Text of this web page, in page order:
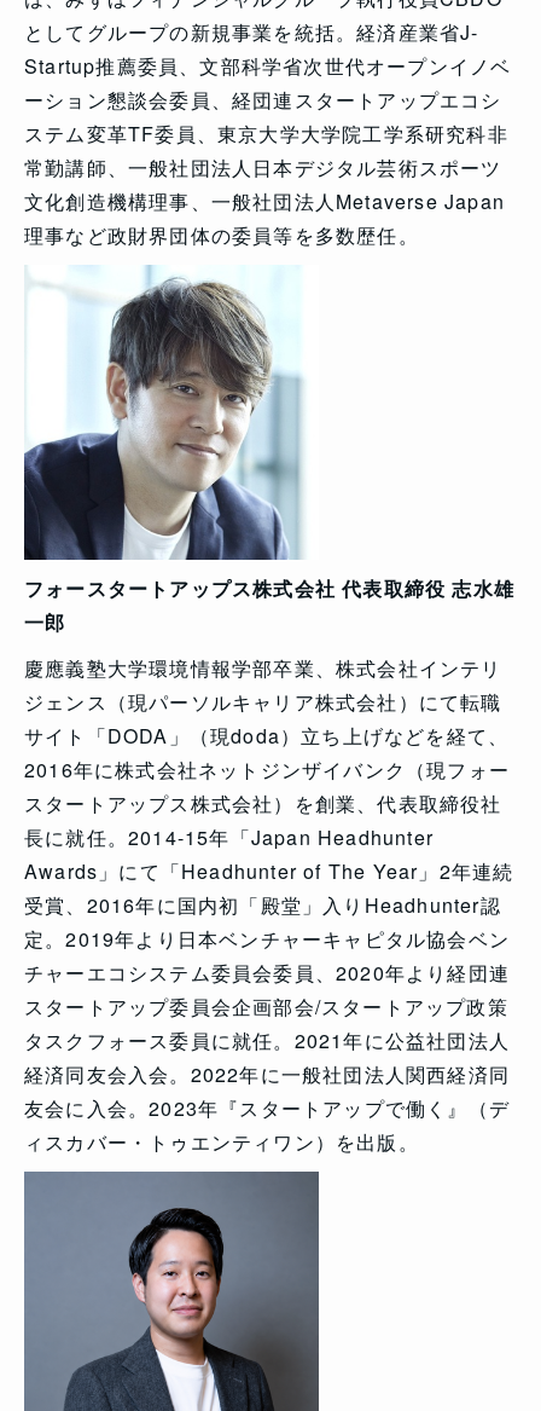
としてグループの新規事業を統括。経済産業省J-
Startup推薦委員、文部科学省次世代オープンイノベ
ーション懇談会委員、経団連スタートアップエコシ
ステム変革TF委員、東京大学大学院工学系研究科非
常勤講師、一般社団法人日本デジタル芸術スポーツ
文化創造機構理事、一般社団法人Metaverse Japan
理事など政財界団体の委員等を多数歴任。
フォースタートアップス株式会社 代表取締役 志水雄
一郎
慶應義塾大学環境情報学部卒業、株式会社インテリ
ジェンス（現パーソルキャリア株式会社）にて転職
サイト「DODA」（現doda）立ち上げなどを経て、
2016年に株式会社ネットジンザイバンク（現フォー
スタートアップス株式会社）を創業、代表取締役社
長に就任。2014-15年「Japan Headhunter
Awards」にて「Headhunter of The Year」2年連続
受賞、2016年に国内初「殿堂」入りHeadhunter認
定。2019年より日本ベンチャーキャピタル協会ベン
チャーエコシステム委員会委員、2020年より経団連
スタートアップ委員会企画部会/スタートアップ政策
タスクフォース委員に就任。2021年に公益社団法人
経済同友会入会。2022年に一般社団法人関西経済同
友会に入会。2023年『スタートアップで働く』（デ
ィスカバー・トゥエンティワン）を出版。